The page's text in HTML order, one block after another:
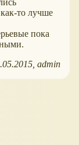
то лучше
пока
admin